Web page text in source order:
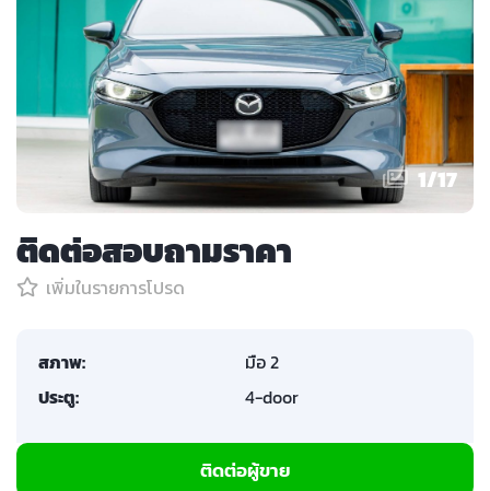
1/17
ติดต่อสอบถามราคา
เพิ่มในรายการโปรด
สภาพ:
มือ 2
ประตู:
4-door
ติดต่อผู้ขาย